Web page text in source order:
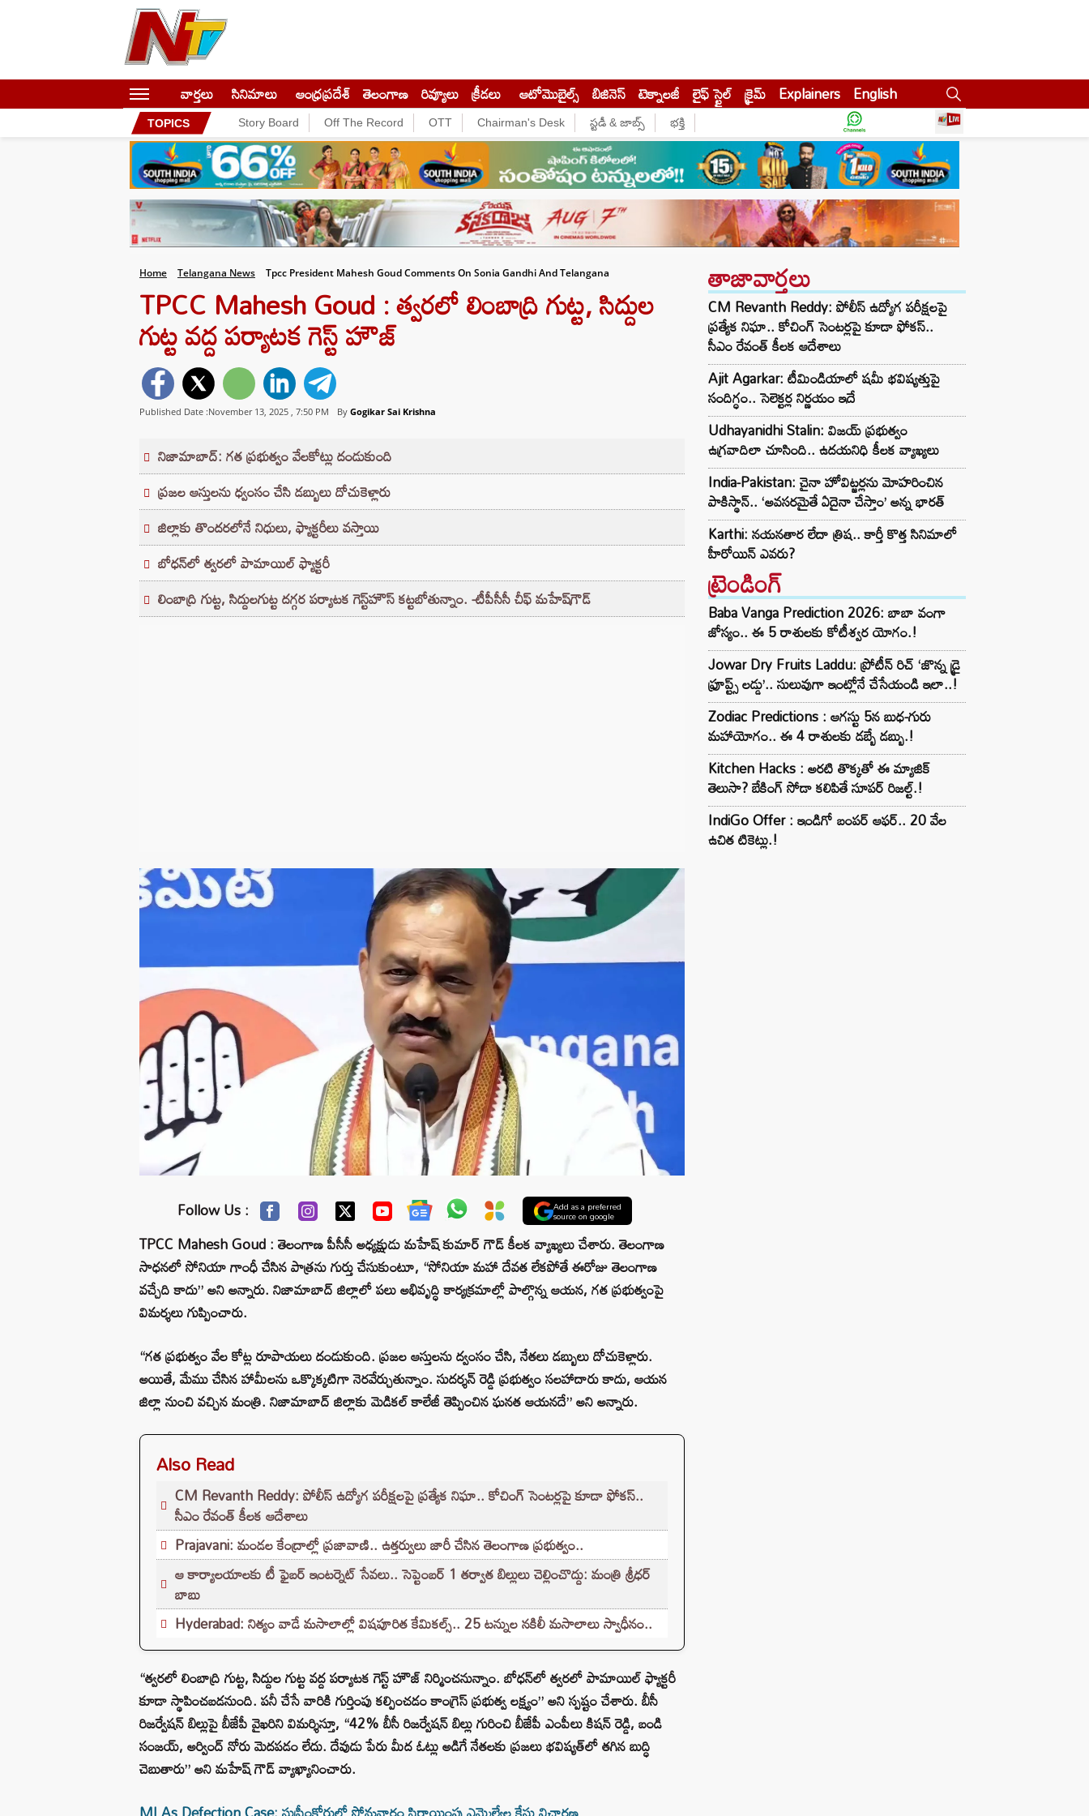
వార్తలు సినిమాలు ఆంధ్రప్రదేశ్ తెలంగాణ రివ్యూలు క్రీడలు ఆటోమొబైల్స్ బిజినెస్‌ టెక్నాలజీ లైఫ్ స్టైల్ క్రైమ్ Explainers English
TOPICS Story Board Off The Record OTT Chairman's Desk స్టడీ & జాబ్స్ భక్తి
Home Telangana News Tpcc President Mahesh Goud Comments On Sonia Gandhi And Telangana
TPCC Mahesh Goud : త్వరలో లింబాద్రి గుట్ట, సిద్దుల
గుట్ట వద్ద పర్యాటక గెస్ట్ హౌజ్
Published Date :November 13, 2025 , 7:50 PM By Gogikar Sai Krishna
నిజామాబాద్‌: గత ప్రభుత్వం వేలకోట్లు దండుకుంది
ప్రజల ఆస్తులను ధ్వంసం చేసి డబ్బులు దోచుకెళ్లారు
జిల్లాకు తొందరలోనే నిధులు, ఫ్యాక్టరీలు వస్తాయి
బోధన్‌లో త్వరలో పామాయిల్‌ ఫ్యాక్టరీ
లింబాద్రి గుట్ట, సిద్దులగుట్ట దగ్గర పర్యాటక గెస్ట్‌హౌస్‌ కట్టబోతున్నాం. -టీపీసీసీ చీఫ్‌ మహేష్‌గౌడ్‌
Follow Us : Add as a preferred
source on google
TPCC Mahesh Goud : తెలంగాణ పీసీసీ అధ్యక్షుడు మహేష్ కుమార్ గౌడ్ కీలక వ్యాఖ్యలు చేశారు. తెలంగాణ
సాధనలో సోనియా గాంధీ చేసిన పాత్రను గుర్తు చేసుకుంటూ, “సోనియా మహా దేవత లేకపోతే ఈరోజు తెలంగాణ
వచ్చేది కాదు” అని అన్నారు. నిజామాబాద్ జిల్లాలో పలు అభివృద్ధి కార్యక్రమాల్లో పాల్గొన్న ఆయన, గత ప్రభుత్వంపై
విమర్శలు గుప్పించారు.
“గత ప్రభుత్వం వేల కోట్ల రూపాయలు దండుకుంది. ప్రజల ఆస్తులను ద్వంసం చేసి, నేతలు డబ్బులు దోచుకెళ్లారు.
అయితే, మేము చేసిన హామీలను ఒక్కొక్కటిగా నెరవేర్చుతున్నాం. సుదర్శన్ రెడ్డి ప్రభుత్వం సలహాదారు కాదు, ఆయన
జిల్లా నుంచి వచ్చిన మంత్రి. నిజామాబాద్ జిల్లాకు మెడికల్ కాలేజీ తెప్పించిన ఘనత ఆయనదే” అని అన్నారు.
Also Read
CM Revanth Reddy: పోలీస్ ఉద్యోగ పరీక్షలపై ప్రత్యేక నిఘా.. కోచింగ్ సెంటర్లపై కూడా ఫోకస్..
సీఎం రేవంత్ కీలక ఆదేశాలు
Prajavani: మండల కేంద్రాల్లో ప్రజావాణి.. ఉత్తర్వులు జారీ చేసిన తెలంగాణ ప్రభుత్వం..
ఆ కార్యాలయాలకు టీ ఫైబర్ ఇంటర్నెట్ సేవలు.. సెప్టెంబర్ 1 తర్వాత బిల్లులు చెల్లించొద్దు: మంత్రి శ్రీధర్
బాబు
Hyderabad: నిత్యం వాడే మసాలాల్లో విషపూరిత కేమికల్స్.. 25 టన్నుల నకిలీ మసాలాలు స్వాధీనం..
“త్వరలో లింబాద్రి గుట్ట, సిద్దుల గుట్ట వద్ద పర్యాటక గెస్ట్ హౌజ్ నిర్మించనున్నాం. బోధన్‌లో త్వరలో పామాయిల్ ఫ్యాక్టరీ
కూడా స్థాపించబడనుంది. పనీ చేసే వారికి గుర్తింపు కల్పించడం కాంగ్రెస్ ప్రభుత్వ లక్ష్యం” అని స్పష్టం చేశారు. బీసీ
రిజర్వేషన్ బిల్లుపై బీజేపీ వైఖరిని విమర్శిస్తూ, “42% బీసీ రిజర్వేషన్ బిల్లు గురించి బీజేపీ ఎంపీలు కిషన్ రెడ్డి, బండి
సంజయ్, అర్వింద్ నోరు మెదపడం లేదు. దేవుడు పేరు మీద ఓట్లు అడిగే నేతలకు ప్రజలు భవిష్యత్‌లో తగిన బుద్ధి
చెబుతారు” అని మహేష్ గౌడ్ వ్యాఖ్యానించారు.
తాజావార్తలు
CM Revanth Reddy: పోలీస్ ఉద్యోగ పరీక్షలపై
ప్రత్యేక నిఘా.. కోచింగ్ సెంటర్లపై కూడా ఫోకస్..
సీఎం రేవంత్ కీలక ఆదేశాలు
Ajit Agarkar: టీమిండియాలో షమీ భవిష్యత్తుపై
సందిగ్ధం.. సెలెక్టర్ల నిర్ణయం ఇదే
Udhayanidhi Stalin: విజయ్ ప్రభుత్వం
ఉగ్రవాదిలా చూసింది.. ఉదయనిధి కీలక వ్యాఖ్యలు
India-Pakistan: చైనా హోవిట్జర్లను మోహరించిన
పాకిస్థాన్.. ‘అవసరమైతే ఏదైనా చేస్తాం’ అన్న భారత్
Karthi: నయనతార లేదా త్రిష.. కార్తీ కొత్త సినిమాలో
హీరోయిన్ ఎవరు?
ట్రెండింగ్‌
Baba Vanga Prediction 2026: బాబా వంగా
జోస్యం.. ఈ 5 రాశులకు కోటీశ్వర యోగం.!
Jowar Dry Fruits Laddu: ప్రోటీన్ రిచ్ ‘జొన్న డ్రై
ఫ్రూప్ట్స్ లడ్డు’.. సులువుగా ఇంట్లోనే చేసేయండి ఇలా..!
Zodiac Predictions : ఆగస్టు 5న బుధ-గురు
మహాయోగం.. ఈ 4 రాశులకు డబ్బే డబ్బు.!
Kitchen Hacks : అరటి తొక్కతో ఈ మ్యాజిక్
తెలుసా? బేకింగ్ సోడా కలిపితే సూపర్ రిజల్ట్.!
IndiGo Offer : ఇండిగో బంపర్ ఆఫర్.. 20 వేల
ఉచిత టికెట్లు.!